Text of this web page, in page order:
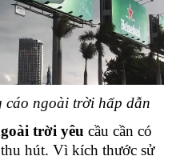
cáo ngoài trời hấp dẫn
trời yêu cầu cần có
hút. Vì kích thước sử